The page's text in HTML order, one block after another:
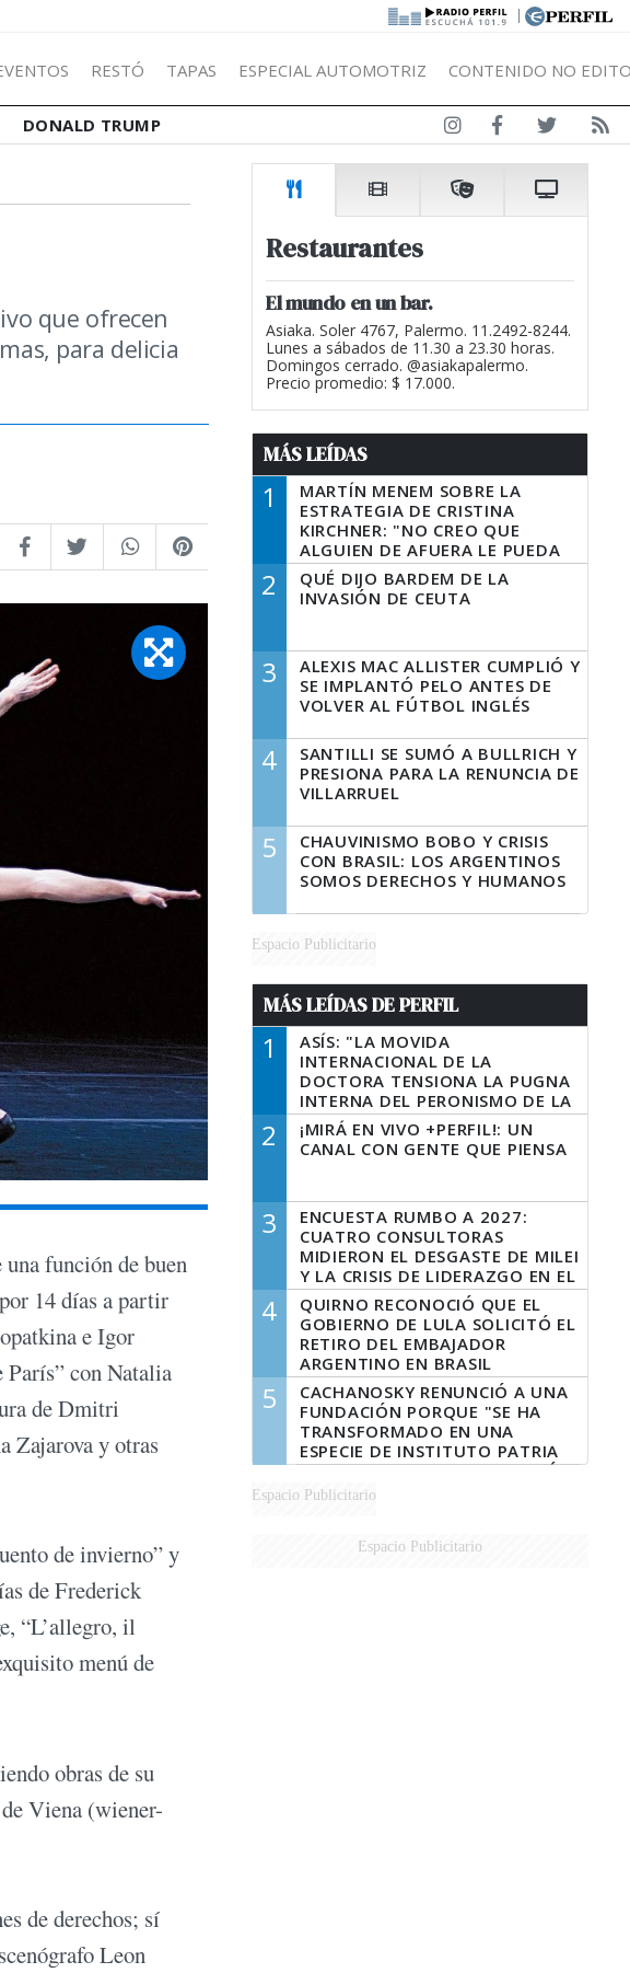
|
RESTÓ TAPAS ESPECIAL AUTOMOTRIZ CONTENIDO NO
DONALD TRUMP
que ofrecen
para delicia
función de buen
14 días a partir
e Igor
con Natalia
de Dmitri
Zajarova y otras
de invierno” y
de Frederick
“L’allegro, il
menú de
obras de su
Viena (wiener-
de derechos; sí
Leon
Restaurantes
El mundo en un bar.
Asiaka. Soler 4767, Palermo. 11.2492-8244.
Lunes a sábados de 11.30 a 23.30 horas.
Domingos cerrado. @asiakapalermo.
Precio promedio: $ 17.000.
MÁS LEÍDAS
1
MARTÍN MENEM SOBRE LA
ESTRATEGIA DE CRISTINA
KIRCHNER: "NO CREO QUE
ALGUIEN DE AFUERA LE PUEDA
DECIR A LA JUSTICIA LO QUE
TIENE QUE HACER"
2
QUÉ DIJO BARDEM DE LA
INVASIÓN DE CEUTA
3
ALEXIS MAC ALLISTER CUMPLIÓ Y
SE IMPLANTÓ PELO ANTES DE
VOLVER AL FÚTBOL INGLÉS
4
SANTILLI SE SUMÓ A BULLRICH Y
PRESIONA PARA LA RENUNCIA DE
VILLARRUEL
5
CHAUVINISMO BOBO Y CRISIS
CON BRASIL: LOS ARGENTINOS
SOMOS DERECHOS Y HUMANOS
Espacio Publicitario
MÁS LEÍDAS DE PERFIL
1
ASÍS: "LA MOVIDA
INTERNACIONAL DE LA
DOCTORA TENSIONA LA PUGNA
INTERNA DEL PERONISMO DE LA
PROVINCIA DEL PECADO"
2
¡MIRÁ EN VIVO +PERFIL!: UN
CANAL CON GENTE QUE PIENSA
3
ENCUESTA RUMBO A 2027:
CUATRO CONSULTORAS
MIDIERON EL DESGASTE DE MILEI
Y LA CRISIS DE LIDERAZGO EN EL
PERONISMO
4
QUIRNO RECONOCIÓ QUE EL
GOBIERNO DE LULA SOLICITÓ EL
RETIRO DEL EMBAJADOR
ARGENTINO EN BRASIL
5
CACHANOSKY RENUNCIÓ A UNA
FUNDACIÓN PORQUE "SE HA
TRANSFORMADO EN UNA
ESPECIE DE INSTITUTO PATRIA
INCONDICIONAL DE LA GESTIÓN
DE MILEI"
Espacio Publicitario
Espacio Publicitario